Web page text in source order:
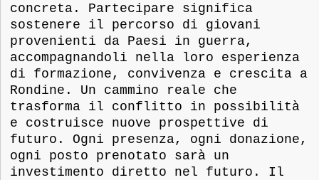
concreta. Partecipare significa
sostenere il percorso di giovani
provenienti da Paesi in guerra,
accompagnandoli nella loro esperienza
di formazione, convivenza e crescita a
Rondine. Un cammino reale che
trasforma il conflitto in possibilità
e costruisce nuove prospettive di
futuro. Ogni presenza, ogni donazione,
ogni posto prenotato sarà un
investimento diretto nel futuro. Il